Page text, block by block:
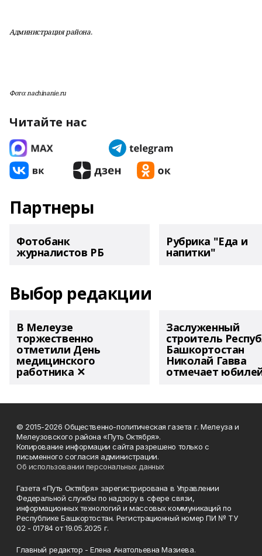
Администрация района.
Фото: nachinanie.ru
Читайте нас
Партнеры
Фотобанк
журналистов РБ
Рубрика "Еда и
напитки"
Выбор редакции
В Мелеузе
торжественно
отметили День
медицинского
работника ✕
Заслуженный
строитель
Башкортостан
Николай Гавва
отмечает
© 2015-2026 Общественно-политическая газета г. Мелеуза и
Мелеузовского района «Путь Октября».
Копирование информации сайта разрешено только с
письменного согласия администрации.
Об использовании персональных данных
Газета «Путь Октября» зарегистрирована в Управлении
Федеральной службы по надзору в сфере связи,
информационных технологий и массовых коммуникаций по
Республике Башкортостан. Регистрационный номер ПИ № ТУ
02 - 01784 от 19.05.2025 г.
Главный редактор - Елена Анатольевна Мазиева.